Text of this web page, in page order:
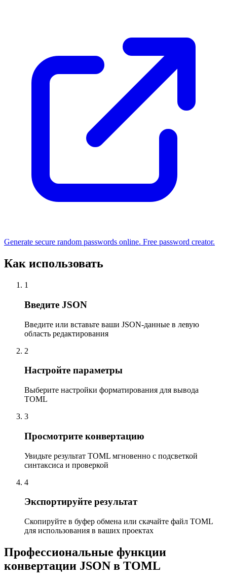
Generate secure random passwords online. Free password creator.
Как использовать
1
Введите JSON
Введите или вставьте ваши JSON-данные в левую
область редактирования
2
Настройте параметры
Выберите настройки форматирования для вывода
TOML
3
Просмотрите конвертацию
Увидьте результат TOML мгновенно с подсветкой
синтаксиса и проверкой
4
Экспортируйте результат
Скопируйте в буфер обмена или скачайте файл TOML
для использования в ваших проектах
Профессиональные функции
конвертации JSON в TOML